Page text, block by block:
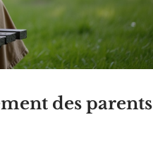
des parents